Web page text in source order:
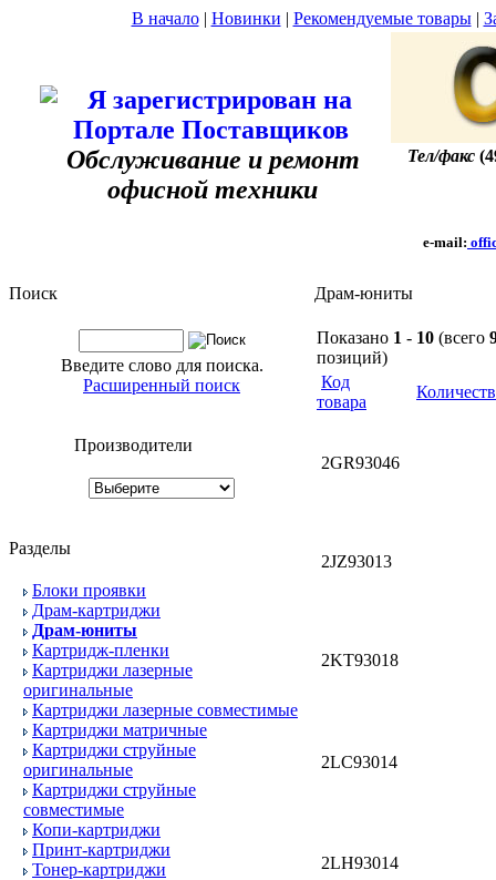
В начало| Новинки | Рекомендуемые товары|
Обслуживание и ремонт
офисной техники
Тел/факс
e-mail:
Поиск
Введите слово для поиска.
Расширенный поиск
Производители
Разделы
Блоки проявки
Драм-картриджи
Драм-юниты
Картридж-пленки
Картриджи лазерные
оригинальные
Картриджи лазерные совместимые
Картриджи матричные
Картриджи струйные
оригинальные
Картриджи струйные
совместимые
Копи-картриджи
Принт-картриджи
Тонер-картриджи
Драм-юниты
Показано 1 - 10 (всего
позиций)
Код
товара
2GR93046
2JZ93013
2KT93018
2LC93014
2LH93014